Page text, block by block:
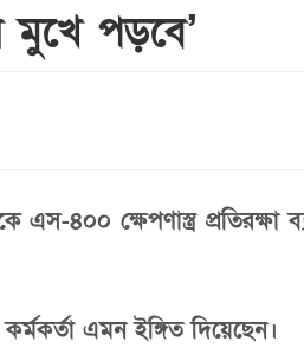
মুখে পড়বে’
৪০০ ক্ষেপণাস্ত্র প্রতিরক্ষা
এমন ইঙ্গিত দিয়েছেন।